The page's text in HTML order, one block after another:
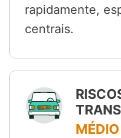
rapidamente,
centrais.
MÉDIO